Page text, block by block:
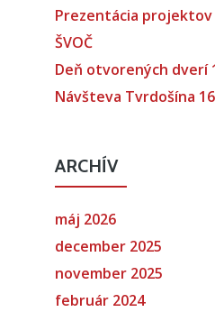
Prezentácia projektov
ŠVOČ
Deň otvorených dverí
Návšteva Tvrdošína
ARCHÍV
máj 2026
december 2025
november 2025
február 2024